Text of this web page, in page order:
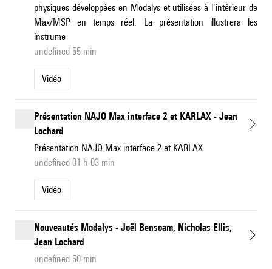
physiques développées en Modalys et utilisées à l’intérieur de
Max/MSP en temps réel. La présentation illustrera les
instrume
undefined 55 min
Vidéo
Présentation NAJO Max interface 2 et KARLAX - Jean
Lochard
Présentation NAJO Max interface 2 et KARLAX
undefined 01 h 03 min
Vidéo
Nouveautés Modalys - Joël Bensoam, Nicholas Ellis,
Jean Lochard
undefined 50 min